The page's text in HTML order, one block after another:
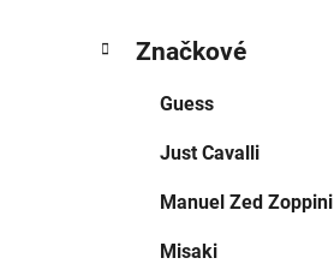
B
kategórie
a
Značkové
Guess
Just Cavalli
Manuel Zed Zoppini
Misaki